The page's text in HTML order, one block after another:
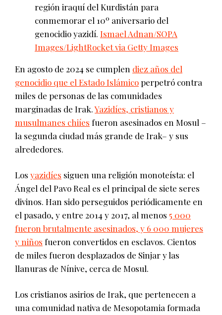
región iraquí del Kurdistán para
conmemorar el 10º aniversario del
genocidio yazidí. Ismael Adnan/SOPA
Images/LightRocket via Getty Images
En agosto de 2024 se cumplen diez años del
genocidio que el Estado Islámicoperpetró contra
miles de personas de las comunidades
marginadas de Irak.Yazidíes, cristianos y
musulmanes chiíes fueron asesinados en Mosul –
la segunda ciudad más grande de Irak– y sus
alrededores.
Los yazidíes siguen una religión monoteísta: el
Ángel del Pavo Real es el principal de siete seres
divinos. Han sido perseguidos periódicamente en
el pasado, y entre 2014 y 2017, al menos 5 000
fueron brutalmente asesinados, y 6 000 mujeres
y niños fueron convertidos en esclavos. Cientos
de miles fueron desplazados de Sinjar y las
llanuras de Nínive, cerca de Mosul.
Los cristianos asirios de Irak, que pertenecen a
una comunidad nativa de Mesopotamia formada